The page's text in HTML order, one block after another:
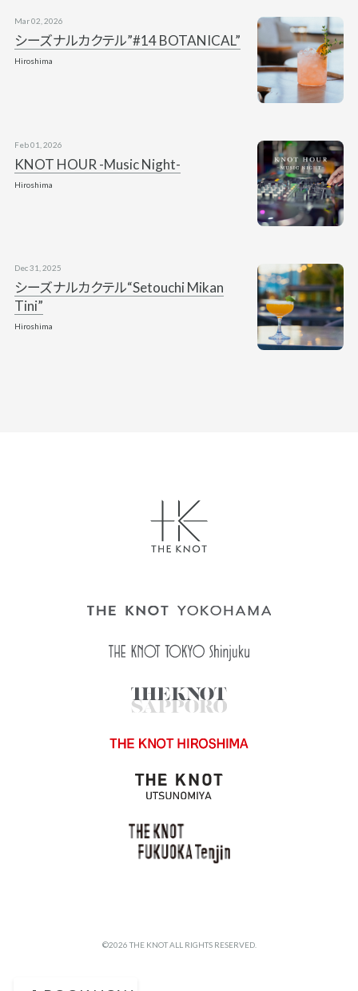
シーズナルカクテル”#14 BOTANICAL”
Mar 02, 2026
Hiroshima
KNOT HOUR -Music Night-
Feb 01, 2026
Hiroshima
シーズナルカクテル“Setouchi Mikan
Tini”
Dec 31, 2025
Hiroshima
©2026 THE KNOT ALL RIGHTS RESERVED.